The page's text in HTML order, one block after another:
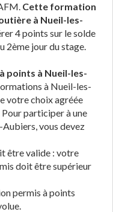
Cette formation
à Nueil-les-
4 points sur le solde
2ème jour du stage.
points à Nueil-les-
à Nueil-les-
votre choix agréée
participer à une
vous devez
être valide : votre
doit être supérieur
permis à points